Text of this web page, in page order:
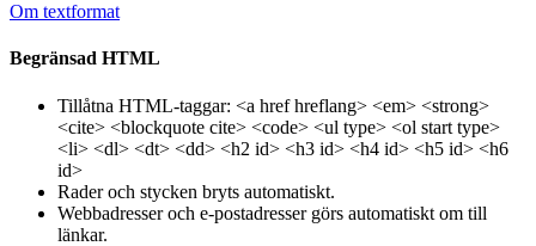
Om textformat
Begränsad HTML
Tillåtna HTML-taggar: <a href hreflang> <em> <strong>
<cite> <blockquote cite> <code> <ul type> <ol start type>
<li> <dl> <dt> <dd> <h2 id> <h3 id> <h4 id> <h5 id> <h6
id>
Rader och stycken bryts automatiskt.
Webbadresser och e-postadresser görs automatiskt om till
länkar.